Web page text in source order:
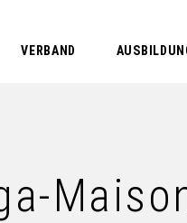
VERBAND